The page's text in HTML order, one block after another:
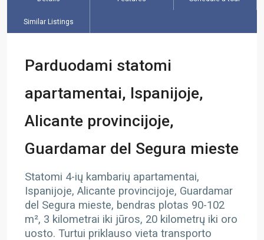
Similar Listings
Parduodami statomi
apartamentai, Ispanijoje,
Alicante provincijoje,
Guardamar del Segura mieste
Statomi 4-ių kambarių apartamentai,
Ispanijoje, Alicante provincijoje, Guardamar
del Segura mieste, bendras plotas 90-102
m², 3 kilometrai iki jūros, 20 kilometrų iki oro
uosto. Turtui priklauso vieta transporto